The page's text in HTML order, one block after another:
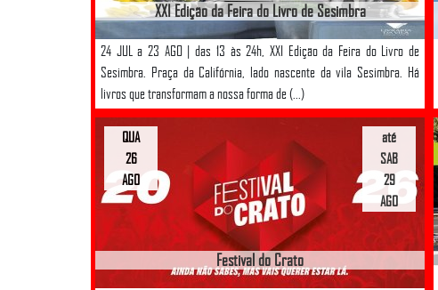
XXI Edição da Feira do Livro de Sesimbra
24 JUL a 23 AGO | das 13 às 24h, XXI Edição da Feira do Livro de
Sesimbra. Praça da Califórnia, lado nascente da vila Sesimbra. Há
livros que transformam a nossa forma de (...)
Festival do Crato
até
SAB
29
AGO
QUA
26
AGO